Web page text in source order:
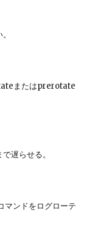
またはprerotate
遅らせる。
ンドをログローテ